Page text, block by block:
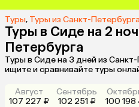
Туры, Туры из Санкт-
Туры в Сиде на 2
Петербурга
Туры в Сиде на 3 дней из
ищите и сравнивайте туры
Август
107 227 ₽
Сентябрь
102 251 ₽
100 198